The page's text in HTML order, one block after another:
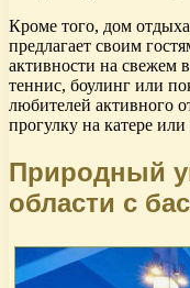
Кроме того, дом
предлагает своим
активности на свежем
теннис, боулинг или
любителей активного
прогулку на катере
Природный
области с